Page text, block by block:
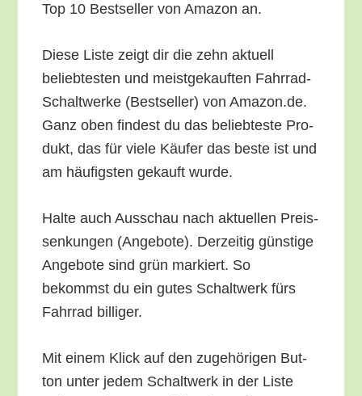
Top 10 Best­sel­ler von Ama­zon an.
Die­se Lis­te zeigt dir die zehn aktu­ell
belieb­tes­ten und meist­ge­kauf­ten Fahr­rad-
Schalt­wer­ke (Best­sel­ler) von Amazon.de.
Ganz oben fin­dest du das belieb­tes­te Pro­
dukt, das für vie­le Käu­fer das bes­te ist und
am häu­figs­ten gekauft wurde.
Hal­te auch Aus­schau nach aktu­el­len Preis­
sen­kun­gen (Ange­bo­te). Der­zei­tig güns­ti­ge
Ange­bo­te sind grün mar­kiert. So
bekommst du ein gutes Schalt­werk fürs
Fahr­rad billiger.
Mit einem Klick auf den zuge­hö­ri­gen But­
ton unter jedem Schalt­werk in der Lis­te